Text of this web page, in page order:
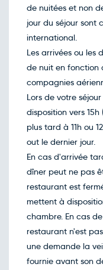
de nuitées et non
jour du séjour sont
international.
Les arrivées ou les
de nuit en fonction
compagnies
Lors de votre
disposition vers
plus tard à 11h ou
out le dernier jour.
En cas d'arrivée
dîner peut ne pas
restaurant est
mettent à
chambre. En cas
restaurant n'est
une demande la
fournie avant son